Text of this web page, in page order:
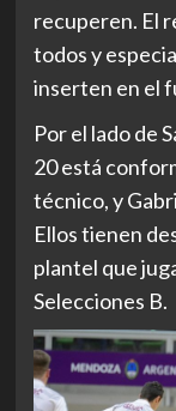
recuperen. El
todos y
inserten en el
Por el lado de
20 está
técnico, y
Ellos tienen
plantel que
Selecciones B.